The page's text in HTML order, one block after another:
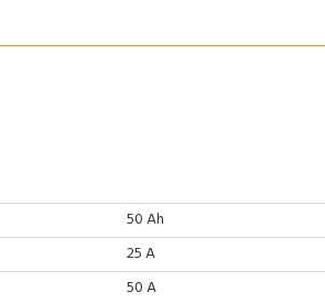
50 Ah
25 A
50 A